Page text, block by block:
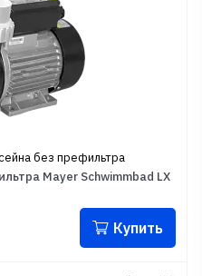
без префильтра
Mayer Schwimmbad LX
Купить